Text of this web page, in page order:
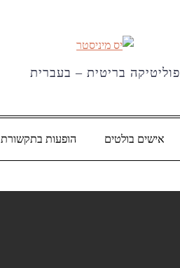
פוליטיקה בריטית – בעברית
אישים בולטים הופעות בתקשורת